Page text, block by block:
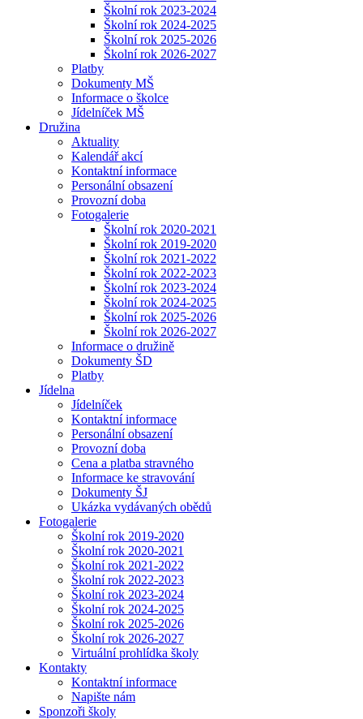
Školní rok 2023-2024
Školní rok 2024-2025
Školní rok 2025-2026
Školní rok 2026-2027
Platby
Dokumenty MŠ
Informace o školce
Jídelníček MŠ
Družina
Aktuality
Kalendář akcí
Kontaktní informace
Personální obsazení
Provozní doba
Fotogalerie
Školní rok 2020-2021
Školní rok 2019-2020
Školní rok 2021-2022
Školní rok 2022-2023
Školní rok 2023-2024
Školní rok 2024-2025
Školní rok 2025-2026
Školní rok 2026-2027
Informace o družině
Dokumenty ŠD
Platby
Jídelna
Jídelníček
Kontaktní informace
Personální obsazení
Provozní doba
Cena a platba stravného
Informace ke stravování
Dokumenty ŠJ
Ukázka vydávaných obědů
Fotogalerie
Školní rok 2019-2020
Školní rok 2020-2021
Školní rok 2021-2022
Školní rok 2022-2023
Školní rok 2023-2024
Školní rok 2024-2025
Školní rok 2025-2026
Školní rok 2026-2027
Virtuální prohlídka školy
Kontakty
Kontaktní informace
Napište nám
Sponzoři školy